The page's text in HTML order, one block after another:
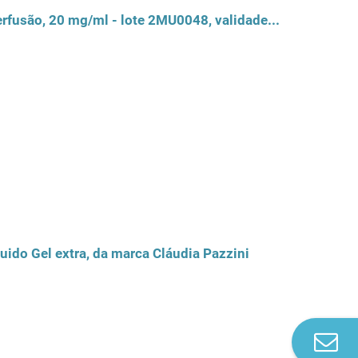
Recolha voluntária do medicamento Docetaxel Actavis, concentrado para solução para perfusão, 20 mg/ml - lote 2MU0048, validade 05/2014
Gel extra, da marca Cláudia Pazzini